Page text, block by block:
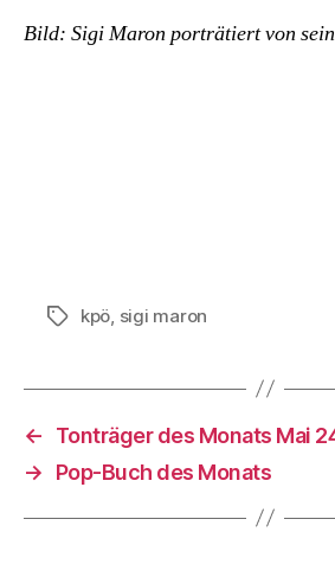
Bild: Sigi Maron porträtiert von
Schlagwörter
kpö sigi maron
←
Tonträger des Monats Mai
→
Pop-Buch des Monats